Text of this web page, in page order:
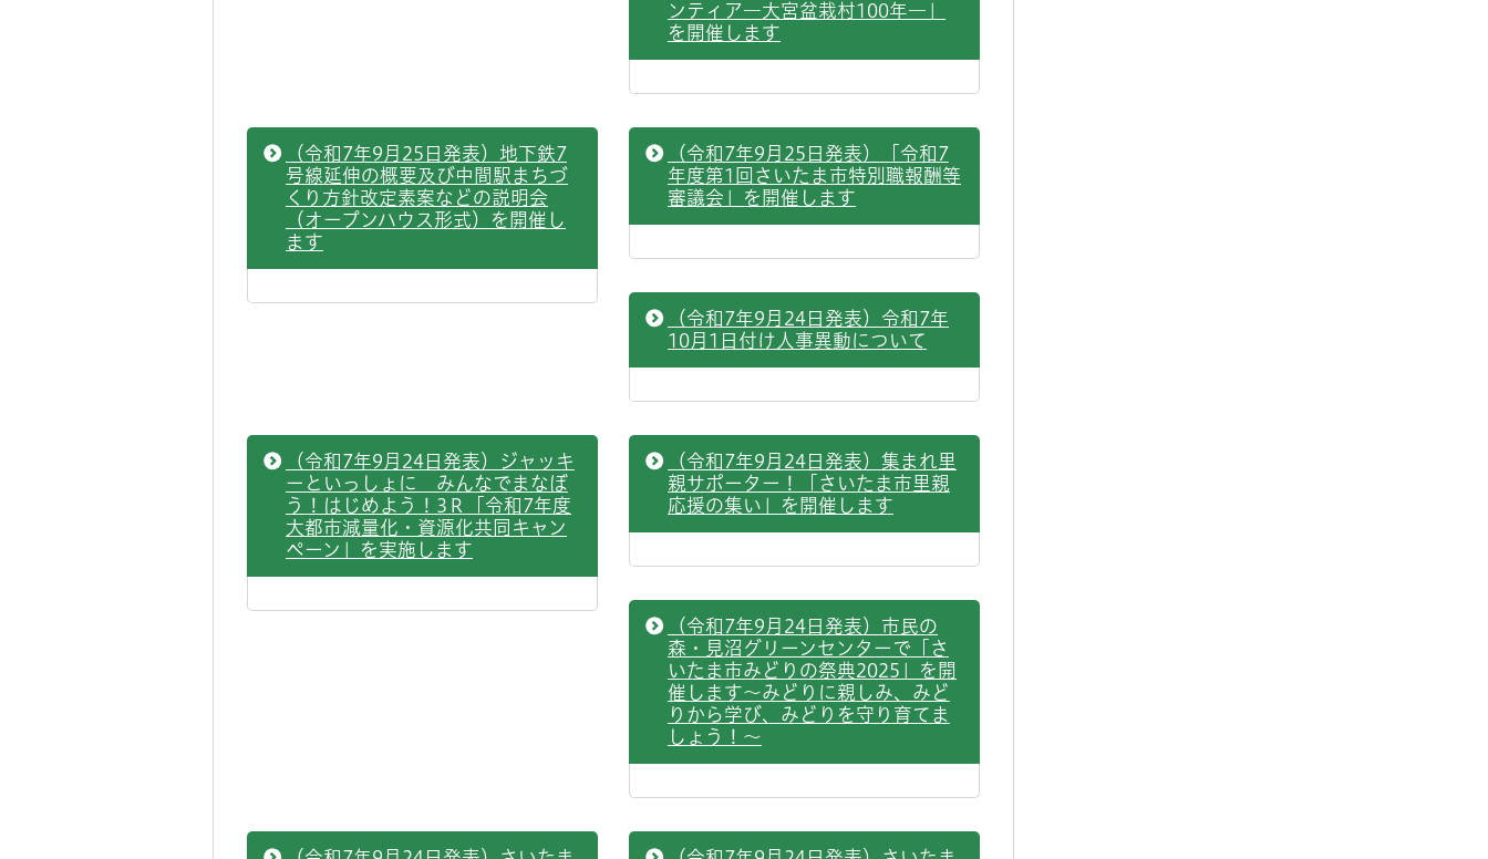
ンティア―大宮盆栽村100年―」
を開催します
（令和7年9月25日発表）地下鉄7
号線延伸の概要及び中間駅まちづ
くり方針改定素案などの説明会
（オープンハウス形式）を開催し
ます
（令和7年9月25日発表）「令和7
年度第1回さいたま市特別職報酬等
審議会」を開催します
（令和7年9月24日発表）令和7年
10月1日付け人事異動について
（令和7年9月24日発表）ジャッキ
ーといっしょに みんなでまなぼ
う！はじめよう！3Ｒ「令和7年度
大都市減量化・資源化共同キャン
ペーン」を実施します
（令和7年9月24日発表）集まれ里
親サポーター！「さいたま市里親
応援の集い」を開催します
（令和7年9月24日発表）市民の
森・見沼グリーンセンターで「さ
いたま市みどりの祭典2025」を開
催します～みどりに親しみ、みど
りから学び、みどりを守り育てま
しょう！～